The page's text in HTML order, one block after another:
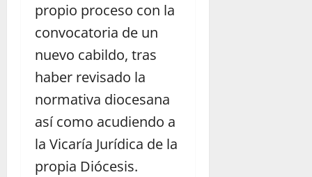
propio proceso con la
convocatoria de un
nuevo cabildo, tras
haber revisado la
normativa diocesana
así como acudiendo a
la Vicaría Jurídica de la
propia Diócesis.